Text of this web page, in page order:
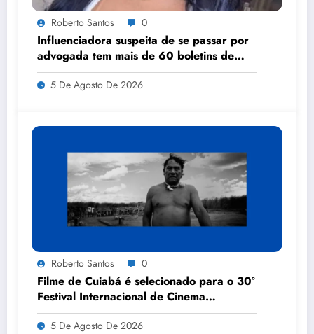
Roberto Santos 0
Influenciadora suspeita de se passar por
advogada tem mais de 60 boletins de
ocorrência por estelionato, injúria e
difamação em MT, diz delegado
5 De Agosto De 2026
Roberto Santos 0
Filme de Cuiabá é selecionado para o 30º
Festival Internacional de Cinema
Florianópolis Audiovisual Mercosul
5 De Agosto De 2026